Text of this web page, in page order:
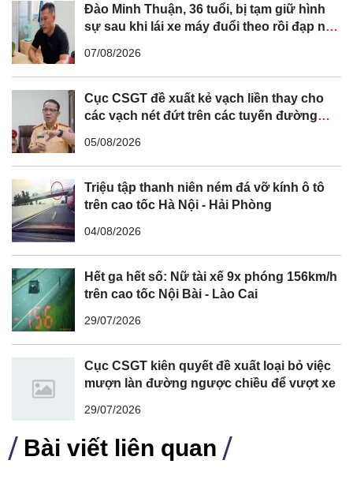
Đào Minh Thuận, 36 tuổi, bị tạm giữ hình
sự sau khi lái xe máy đuổi theo rồi đạp ngã
07/08/2026
Cục CSGT đề xuất kẻ vạch liền thay cho
các vạch nét đứt trên các tuyến đường
05/08/2026
Triệu tập thanh niên ném đá vỡ kính ô tô
trên cao tốc Hà Nội - Hải Phòng
04/08/2026
Hết ga hết số: Nữ tài xế 9x phóng 156km/h
trên cao tốc Nội Bài - Lào Cai
29/07/2026
Cục CSGT kiên quyết đề xuất loại bỏ việc
mượn làn đường ngược chiều để vượt xe
29/07/2026
Bài viết liên quan